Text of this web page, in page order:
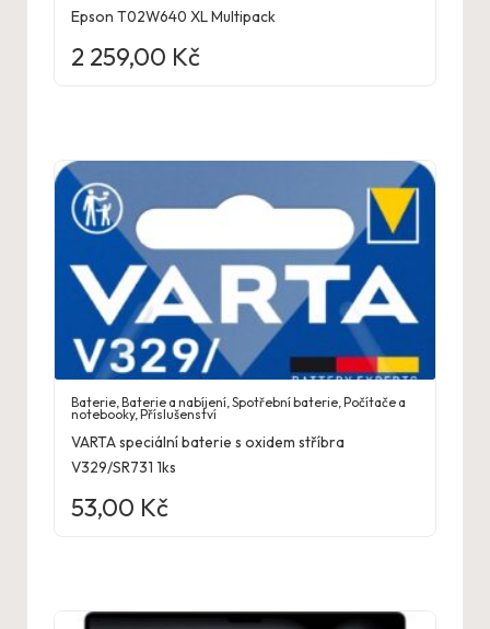
Epson T02W640 XL Multipack
2 259,00 Kč
Baterie ,Baterie a nabíjení ,Spotřební baterie ,Počítače a
notebooky,Příslušenství
VARTA speciální baterie s oxidem stříbra
V329/SR731 1ks
53,00 Kč